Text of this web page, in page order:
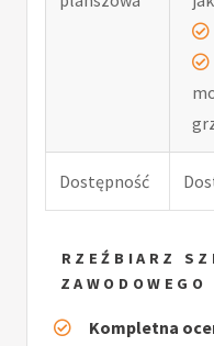
Dostępność
RZEŹBIARZ
Kompletna